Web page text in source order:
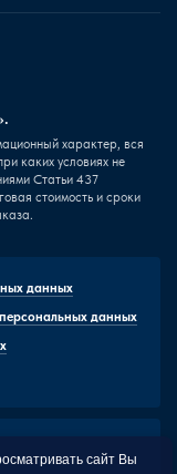
характер, вся
каких условиях не
Статьи 437
стоимость и сроки
данных
данных
сайт Вы